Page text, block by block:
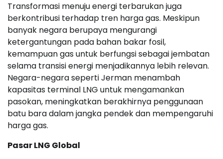
Transformasi menuju energi terbarukan juga
berkontribusi terhadap tren harga gas. Meskipun
banyak negara berupaya mengurangi
ketergantungan pada bahan bakar fosil,
kemampuan gas untuk berfungsi sebagai jembatan
selama transisi energi menjadikannya lebih relevan.
Negara-negara seperti Jerman menambah
kapasitas terminal LNG untuk mengamankan
pasokan, meningkatkan berakhirnya penggunaan
batu bara dalam jangka pendek dan mempengaruhi
harga gas.
Pasar LNG Global